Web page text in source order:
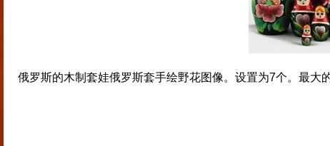
俄罗斯的木制套娃俄罗斯套手绘野花图像。设置为7个。最大